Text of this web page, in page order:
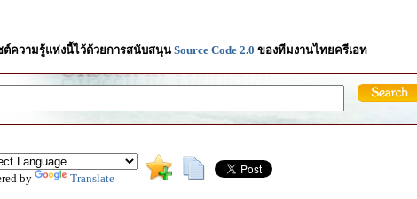
ความรู้แห่งนี้ไว้ด้วยการสนับสนุน Source Code 2.0 ของทีมงานไทยครีเอท
by Translate